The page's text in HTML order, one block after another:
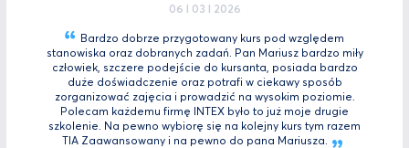
06 I 03 I 2026
Bardzo dobrze przygotowany kurs pod względem
stanowiska oraz dobranych zadań. Pan Mariusz bardzo miły
człowiek, szczere podejście do kursanta, posiada bardzo
duże doświadczenie oraz potrafi w ciekawy sposób
zorganizować zajęcia i prowadzić na wysokim poziomie.
Polecam każdemu firmę INTEX było to już moje drugie
szkolenie. Na pewno wybiorę się na kolejny kurs tym razem
TIA Zaawansowany i na pewno do pana Mariusza.